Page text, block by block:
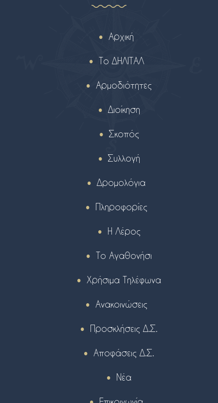
Αρχική
Το ΔΗΛΙΤΑΛ
Αρμοδιότητες
Διοίκηση
Σκοπός
Συλλογή
Δρομολόγια
Πληροφορίες
Η Λέρος
Το Αγαθονήσι
Χρήσιμα Τηλέφωνα
Ανακοινώσεις
Προσκλήσεις Δ.Σ.
Αποφάσεις Δ.Σ.
Νέα